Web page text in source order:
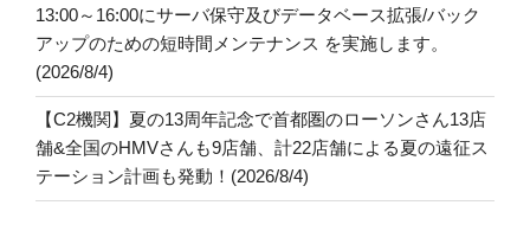
13:00～16:00にサーバ保守及びデータベース拡張/バック
アップのための短時間メンテナンス を実施します。
(2026/8/4)
【C2機関】夏の13周年記念で首都圏のローソンさん13店
舗&全国のHMVさんも9店舗、計22店舗による夏の遠征ス
テーション計画も発動！(2026/8/4)